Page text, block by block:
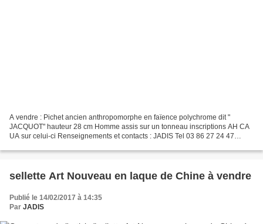
A vendre : Pichet ancien anthropomorphe en faïence polychrome dit "
JACQUOT" hauteur 28 cm Homme assis sur un tonneau inscriptions AH CA
UA sur celui-ci Renseignements et contacts : JADIS Tel 03 86 27 24 47
sellette Art Nouveau en laque de Chine à vendre
Publié le 14/02/2017 à 14:35
Par JADIS